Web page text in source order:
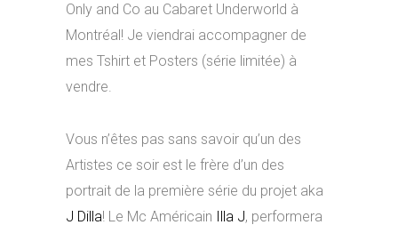
Only and Co au Cabaret Underworld à
Montréal! Je viendrai accompagner de
mes Tshirt et Posters (série limitée) à
vendre.
Vous n’êtes pas sans savoir qu’un des
Artistes ce soir est le frère d’un des
portrait de la première série du projet aka
J Dilla! Le Mc Américain Illa J, performera